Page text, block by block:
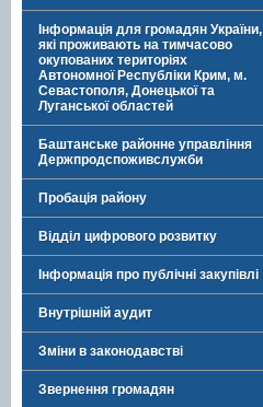
Інформація для громадян України,
які проживають на тимчасово
окупованих територіях
Автономної Республіки Крим, м.
Севастополя, Донецької та
Луганської областей
Баштанське районне управління
Держпродспоживслужби
Пробація району
Відділ цифрового розвитку
Інформація про публічні закупівлі
Внутрішній аудит
Зміни в законодавстві
Звернення громадян